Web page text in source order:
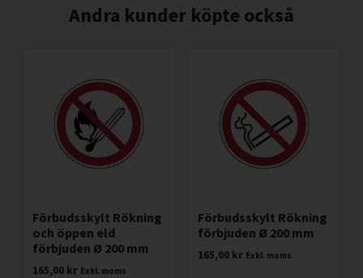
Andra kunder köpte också
Förbudsskylt Rökning
och öppen eld
förbjuden Ø 200 mm
165,00 kr Exkl. moms
Förbudsskylt Rökning
förbjuden Ø 200 mm
165,00 kr Exkl. moms